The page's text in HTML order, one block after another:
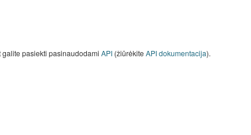
galite pasiekti pasinaudodami API(žiūrėkiteAPI dokumentacija).